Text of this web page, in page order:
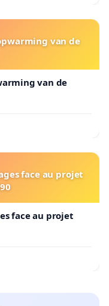
van de
van de
face au projet
face au projet